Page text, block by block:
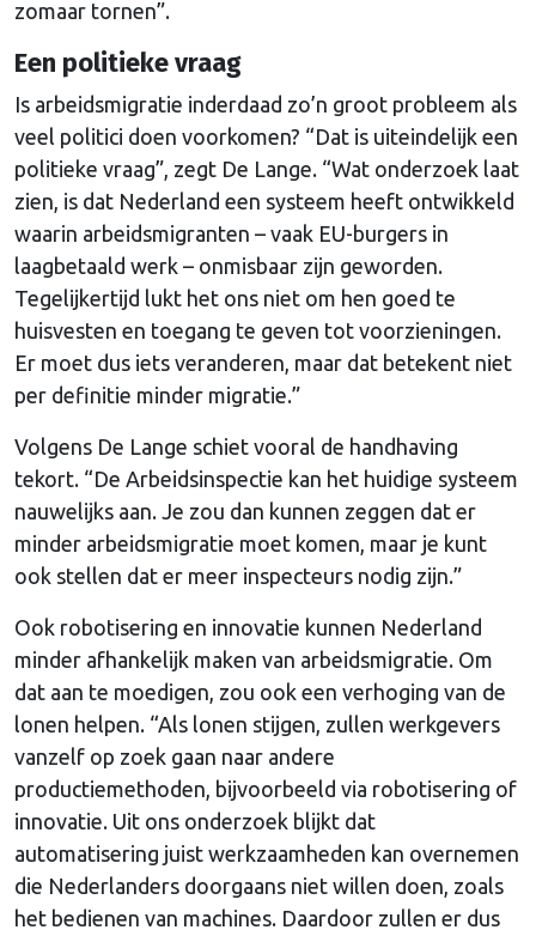
zomaar tornen”.
Een politieke vraag
Is arbeidsmigratie inderdaad zo’n groot probleem als
veel politici doen voorkomen? “Dat is uiteindelijk een
politieke vraag”, zegt De Lange. “Wat onderzoek laat
zien, is dat Nederland een systeem heeft ontwikkeld
waarin arbeidsmigranten – vaak EU-burgers in
laagbetaald werk – onmisbaar zijn geworden.
Tegelijkertijd lukt het ons niet om hen goed te
huisvesten en toegang te geven tot voorzieningen.
Er moet dus iets veranderen, maar dat betekent niet
per definitie minder migratie.”
Volgens De Lange schiet vooral de handhaving
tekort. “De Arbeidsinspectie kan het huidige systeem
nauwelijks aan. Je zou dan kunnen zeggen dat er
minder arbeidsmigratie moet komen, maar je kunt
ook stellen dat er meer inspecteurs nodig zijn.”
Ook robotisering en innovatie kunnen Nederland
minder afhankelijk maken van arbeidsmigratie. Om
dat aan te moedigen, zou ook een verhoging van de
lonen helpen. “Als lonen stijgen, zullen werkgevers
vanzelf op zoek gaan naar andere
productiemethoden, bijvoorbeeld via robotisering of
innovatie. Uit ons onderzoek blijkt dat
automatisering juist werkzaamheden kan overnemen
die Nederlanders doorgaans niet willen doen, zoals
het bedienen van machines. Daardoor zullen er dus